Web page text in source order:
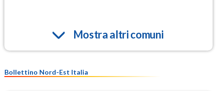
Mostra altri comuni
Bollettino Nord-Est Italia